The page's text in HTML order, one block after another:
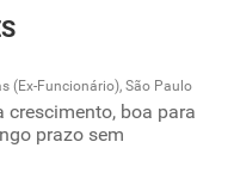
(Ex-Funcionário), São Paulo
boa para
prazo sem